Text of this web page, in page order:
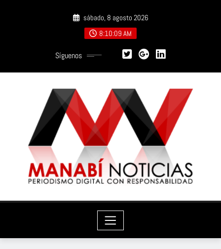
sábado, 8 agosto 2026
8:10:10 AM
Síguenos